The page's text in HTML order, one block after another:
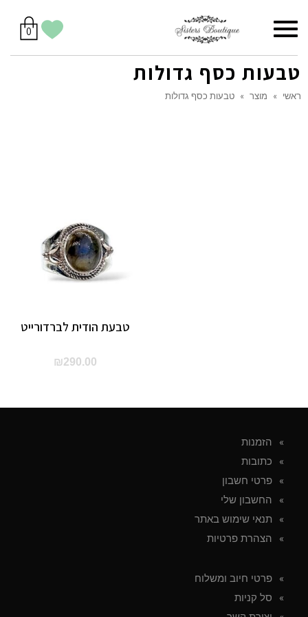
יש
לך
0מוצרים
בסל
הווישליסט
תפריט
טבעות כסף גדולות
ראשי » מוצר » טבעות כסף גדולות
טבעת הודית לברדורייט
₪290.00
הזמנות
כתובות
פרטי חשבון
החשבון שלי
תנאי שימוש באתר
הצהרת פרטיות
פרטי חיוב ומשלוח
סל קניות